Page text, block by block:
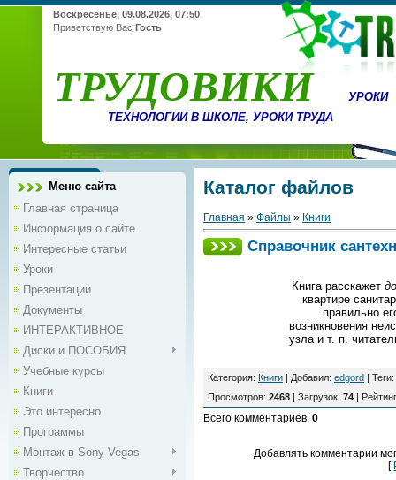
Воскресенье, 09.08.2026, 07:50
Приветствую Вас Гость
ТРУДОВИКИ
УРОКИ
ТЕХНОЛОГИИ В ШКОЛЕ, УРОКИ ТРУДА
Меню сайта
Главная страница
Информация о сайте
Интересные статьи
Уроки
Презентации
Документы
ИНТЕРАКТИВНОЕ
Диски и ПОСОБИЯ
Учебные курсы
Книги
Это интересно
Программы
Монтаж в Sony Vegas
Творчество
Каталог файлов
Главная » Файлы » Книги
Справочник
Книга расскажет
квартире
правильно
возникновения
узла и т. п.
Категория: Книги Добавил: edgord Теги:
Просмотров: 2468 Загрузок: 74 Рейтинг
Всего комментариев: 0
Добавлять комментарии
[